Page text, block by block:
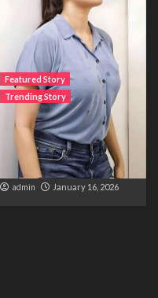
Featured Story
Trending Story
The Silent Wait – A Life
Trapped Between
Distance and Duty
admin January 16, 2026